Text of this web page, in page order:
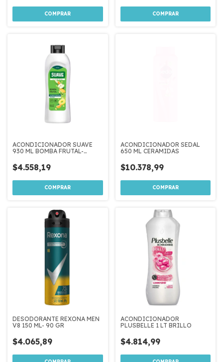
ACONDICIONADOR SUAVE
930 ML BOMBA FRUTAL-
$4.558,19
ACONDICIONADOR SEDAL
650 ML CERAMIDAS
$10.378,99
DESODORANTE REXONA MEN
V8 150 ML- 90 GR
$4.065,89
ACONDICIONADOR
PLUSBELLE 1 LT BRILLO
$4.814,99